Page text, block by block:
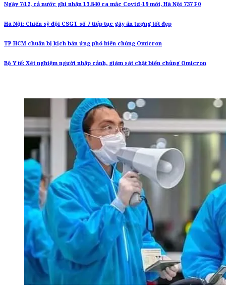
Ngày 7/12, cả nước ghi nhận 13.840 ca mắc Covid-19 mới, Hà Nội 737 F0
Hà Nội: Chiến sỹ đội CSGT số 7 tiếp tục gây ấn tượng tốt đẹp
TP HCM chuẩn bị kịch bản ứng phó biến chủng Omicron
Bộ Y tế: Xét nghiệm người nhập cảnh, giám sát chặt biến chủng Omicron